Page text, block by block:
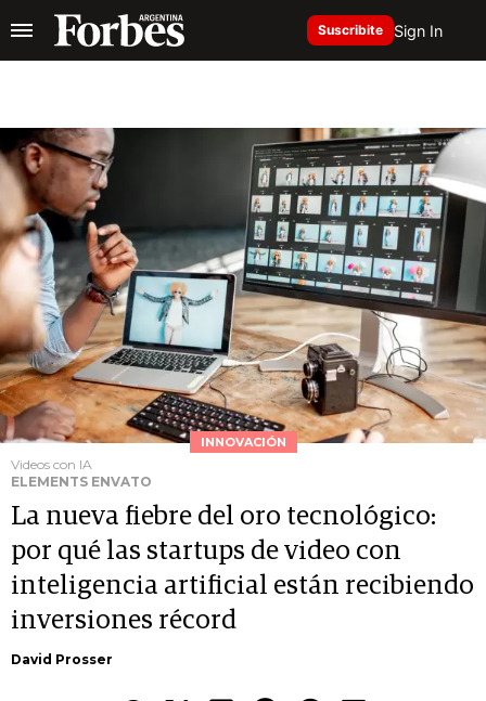
Suscribite Sign In
INNOVACIÓN
Videos con IA
ELEMENTS ENVATO
La nueva fiebre del oro tecnológico:
por qué las startups de video con
inteligencia artificial están recibiendo
inversiones récord
David Prosser